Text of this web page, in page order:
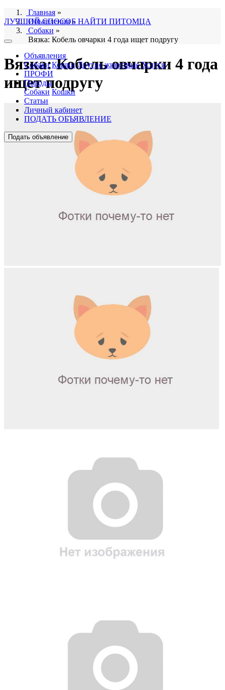
ЛУЧШИЙ СПОСОБ НАЙТИ ПИТОМЦА
Объявления
Собаки Кошки Другие животные Услуги
ПРОФИ
Породы
Собаки Кошки
Статьи
Личный кабинет
ПОДАТЬ ОБЪЯВЛЕНИЕ
Подать объявление
Главная »
Объявления»
Собаки »
Вязка: Кобель овчарки 4 года ищет подругу
Вязка: Кобель овчарки 4 года
ищет подругу